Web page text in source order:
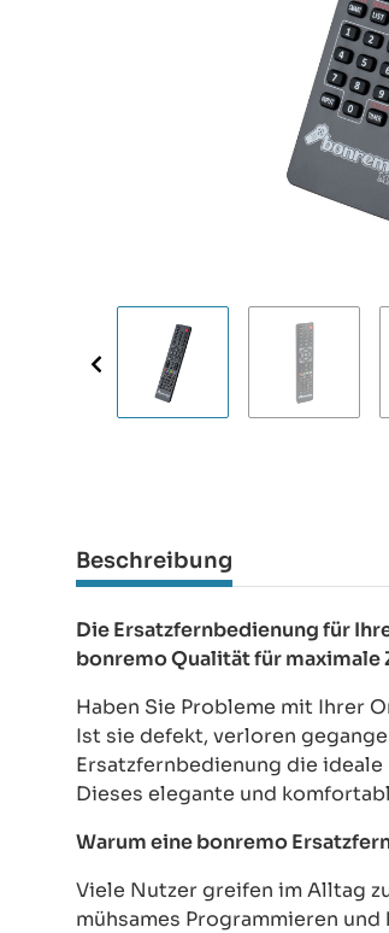
Beschreibung
Die Ersatzfernbedienung für
bonremo Qualität für
Haben Sie Probleme mit Ihrer
Ist sie defekt, verloren
Ersatzfernbedienung die ideale
Dieses elegante und
Warum eine bonremo
Viele Nutzer greifen im Alltag
mühsames Programmieren